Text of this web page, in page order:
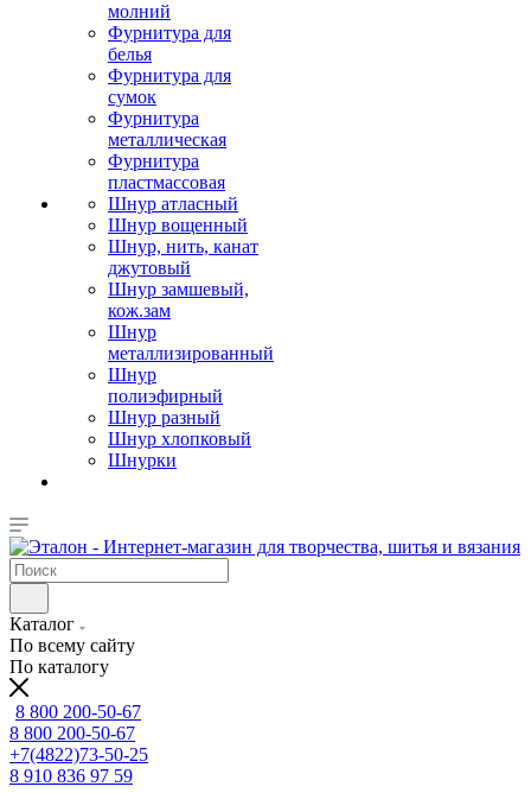
молний
Фурнитура для
белья
Фурнитура для
сумок
Фурнитура
металлическая
Фурнитура
пластмассовая
Шнур атласный
Шнур вощенный
Шнур, нить, канат
джутовый
Шнур замшевый,
кож.зам
Шнур
металлизированный
Шнур
полиэфирный
Шнур разный
Шнур хлопковый
Шнурки
Каталог
По всему сайту
По каталогу
8 800 200-50-67
8 800 200-50-67
+7(4822)73-50-25
8 910 836 97 59